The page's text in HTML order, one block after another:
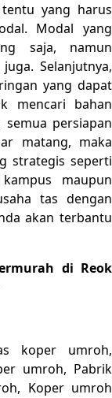
yang harus
Modal yang
saja, namun
Selanjutnya,
yang dapat
mencari bahan
semua persiapan
matang, maka
strategis seperti
maupun
tas dengan
akan terbantu
di Reok
koper umroh,
umroh, Pabrik
Koper umroh